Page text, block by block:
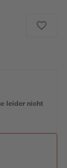
leider nicht